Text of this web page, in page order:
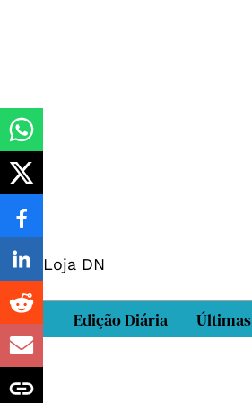
Loja DN
Edição Diária Últimas